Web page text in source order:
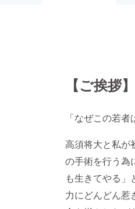
【ご挨拶】
「なぜこの若
高須将大と私が
の手術を行う為
も生きてやる
力にどんどん惹